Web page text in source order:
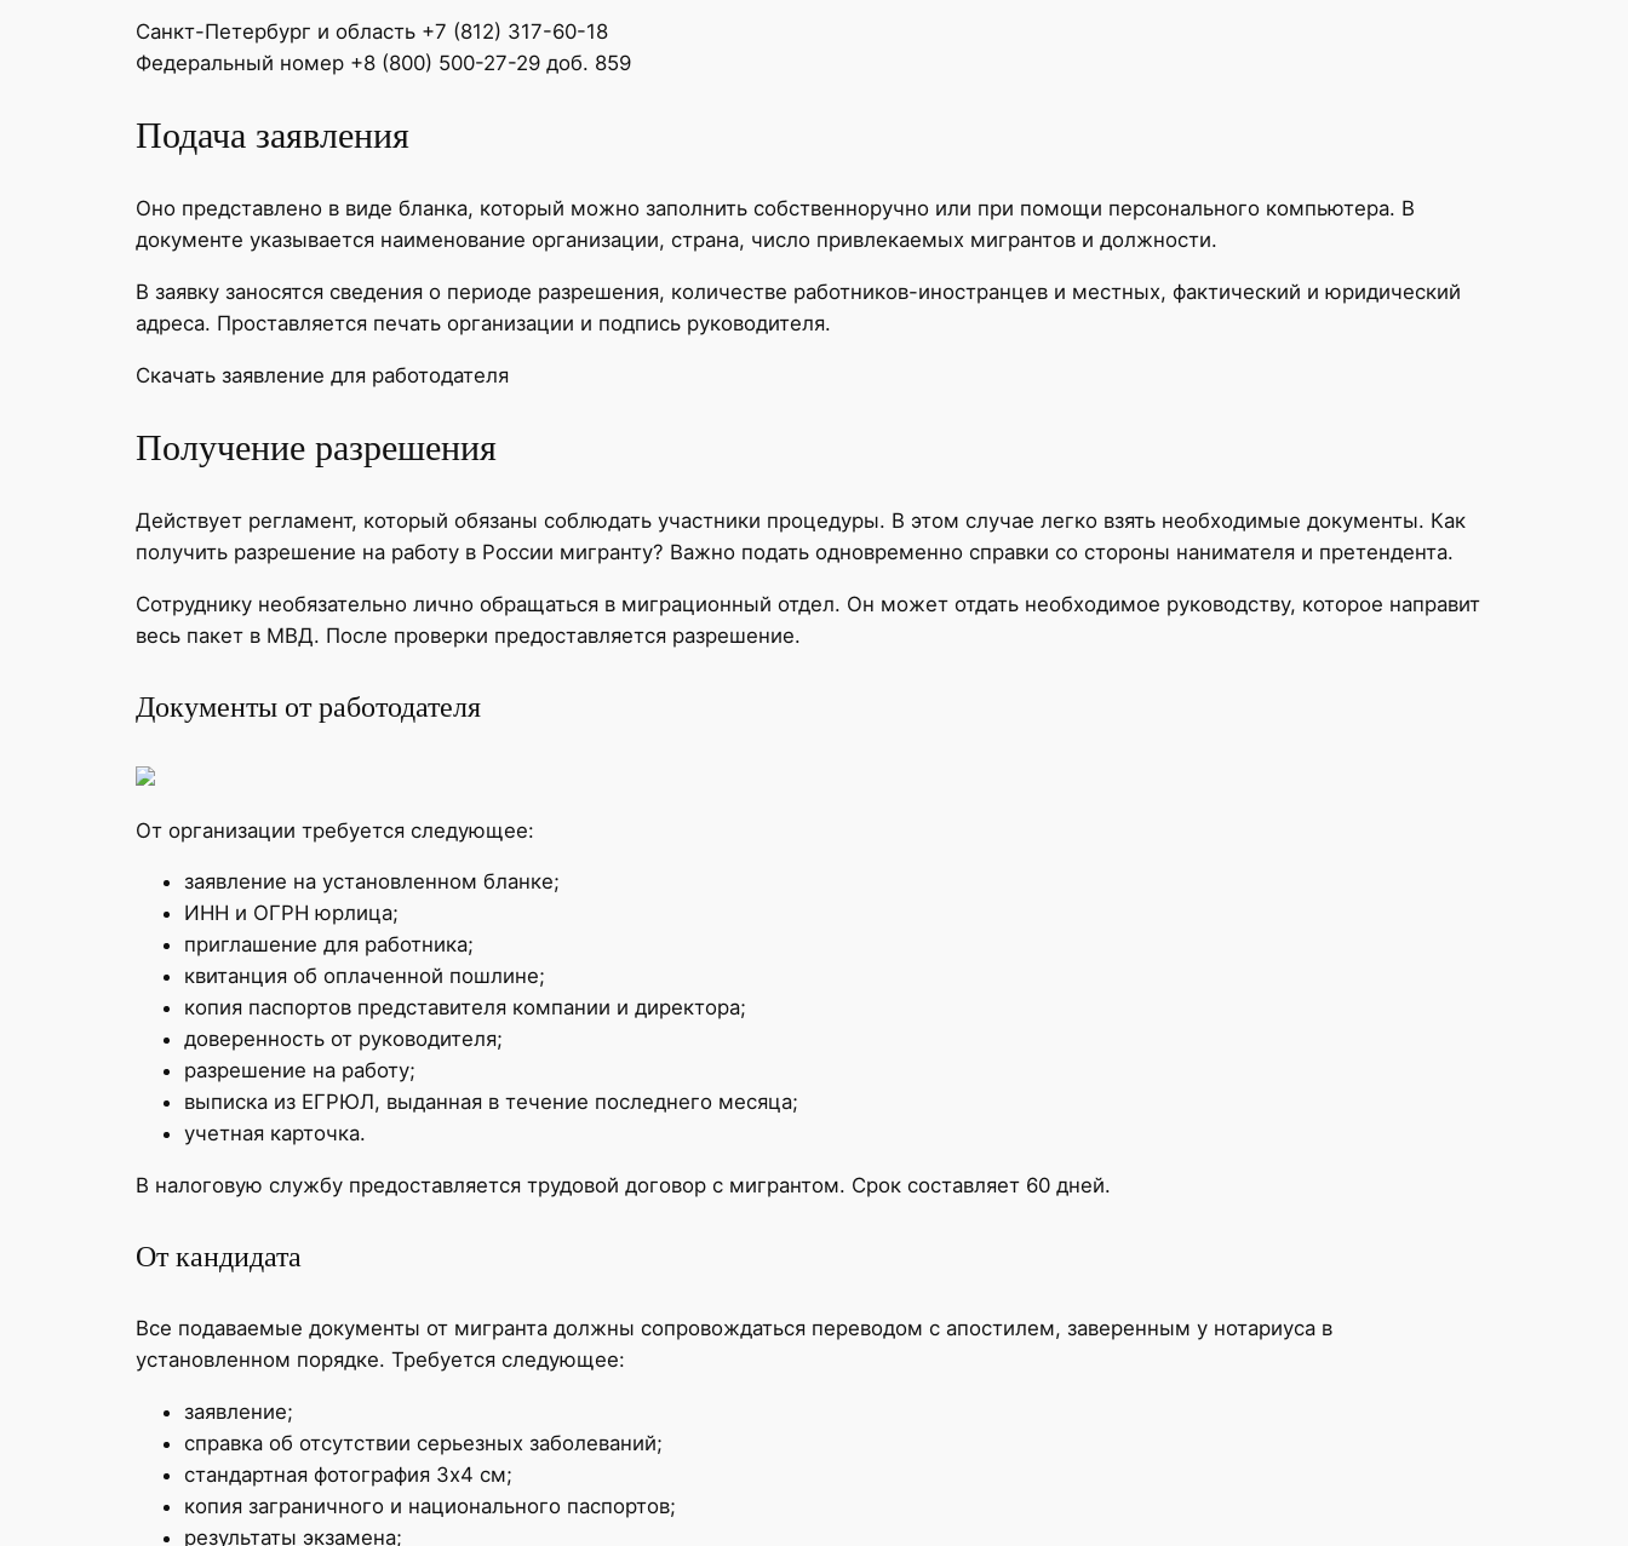
Санкт-Петербург и область +7 (812) 317-60-18
Федеральный номер +8 (800) 500-27-29 доб. 859
Подача заявления
Оно представлено в виде бланка, который можно заполнить собственноручно или при помощи персонального компьютера. В
документе указывается наименование организации, страна, число привлекаемых мигрантов и должности.
В заявку заносятся сведения о периоде разрешения, количестве работников-иностранцев и местных, фактический и юридический
адреса. Проставляется печать организации и подпись руководителя.
Скачать заявление для работодателя
Получение разрешения
Действует регламент, который обязаны соблюдать участники процедуры. В этом случае легко взять необходимые документы. Как
получить разрешение на работу в России мигранту? Важно подать одновременно справки со стороны нанимателя и претендента.
Сотруднику необязательно лично обращаться в миграционный отдел. Он может отдать необходимое руководству, которое направит
весь пакет в МВД. После проверки предоставляется разрешение.
Документы от работодателя
От организации требуется следующее:
заявление на установленном бланке;
ИНН и ОГРН юрлица;
приглашение для работника;
квитанция об оплаченной пошлине;
копия паспортов представителя компании и директора;
доверенность от руководителя;
разрешение на работу;
выписка из ЕГРЮЛ, выданная в течение последнего месяца;
учетная карточка.
В налоговую службу предоставляется трудовой договор с мигрантом. Срок составляет 60 дней.
От кандидата
Все подаваемые документы от мигранта должны сопровождаться переводом с апостилем, заверенным у нотариуса в
установленном порядке. Требуется следующее:
заявление;
справка об отсутствии серьезных заболеваний;
стандартная фотография 3х4 см;
копия заграничного и национального паспортов;
результаты экзамена;